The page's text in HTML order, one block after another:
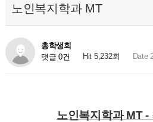
노인복지학과 MT
총학생회
댓글 0건
Hit 5,232회 Date
노인복지학과 MT -